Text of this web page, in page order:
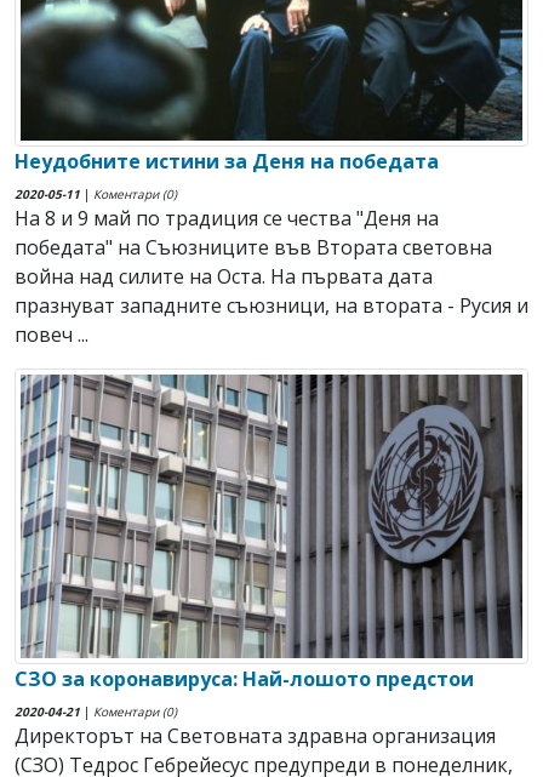
Неудобните истини за Деня на победата
2020-05-11 | Коментари (0)
На 8 и 9 май по традиция се чества "Деня на
победата" на Съюзниците във Втората световна
война над силите на Оста. На първата дата
празнуват западните съюзници, на втората - Русия и
повеч ...
СЗО за коронавируса: Най-лошото предстои
2020-04-21 | Коментари (0)
Директорът на Световната здравна организация
(СЗО) Тедрос Гебрейесус предупреди в понеделник,